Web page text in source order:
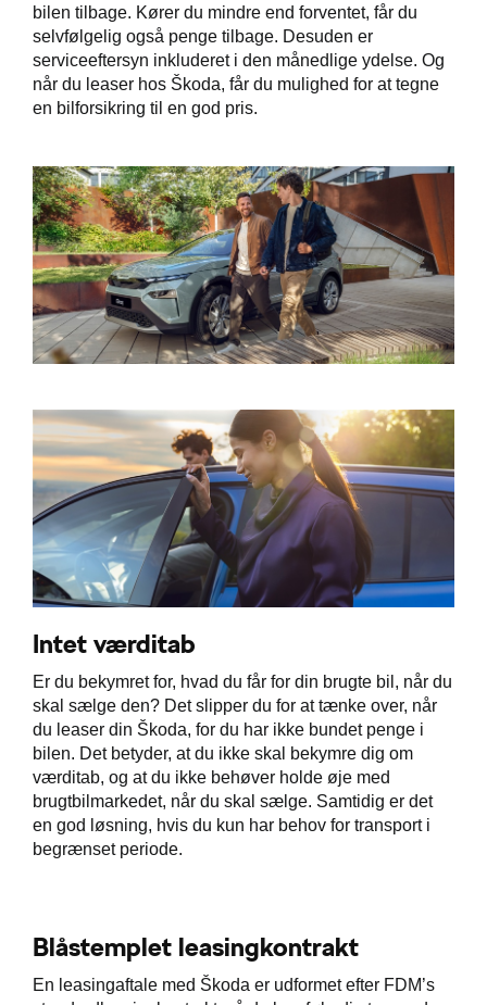
bilen tilbage. Kører du mindre end forventet, får du
selvfølgelig også penge tilbage. Desuden er
serviceeftersyn inkluderet i den månedlige ydelse. Og
når du leaser hos Škoda, får du mulighed for at tegne
en bilforsikring til en god pris.
Intet værditab
Er du bekymret for, hvad du får for din brugte bil, når du
skal sælge den? Det slipper du for at tænke over, når
du leaser din Škoda, for du har ikke bundet penge i
bilen. Det betyder, at du ikke skal bekymre dig om
værditab, og at du ikke behøver holde øje med
brugtbilmarkedet, når du skal sælge. Samtidig er det
en god løsning, hvis du kun har behov for transport i
begrænset periode.
Blåstemplet leasingkontrakt
En leasingaftale med Škoda er udformet efter FDM’s